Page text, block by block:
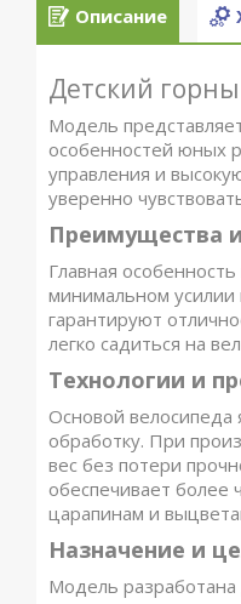
Описание
Детский
Модель
особенностей юных
управления и
уверенно
Преимущества
Главная
минимальном усилии
гарантируют
легко садиться на
Технологии и
Основой велосипеда
обработку. При
вес без потери
обеспечивает более
царапинам и
Назначение и
Модель